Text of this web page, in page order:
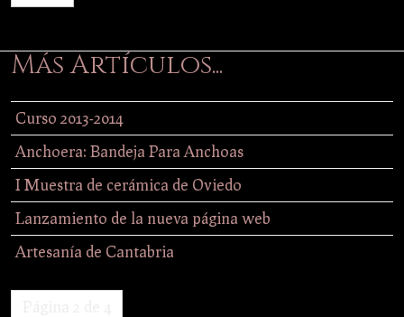
Más Artículos...
Curso 2013-2014
Anchoera: Bandeja Para Anchoas
I Muestra de cerámica de Oviedo
Lanzamiento de la nueva página web
Artesanía de Cantabria